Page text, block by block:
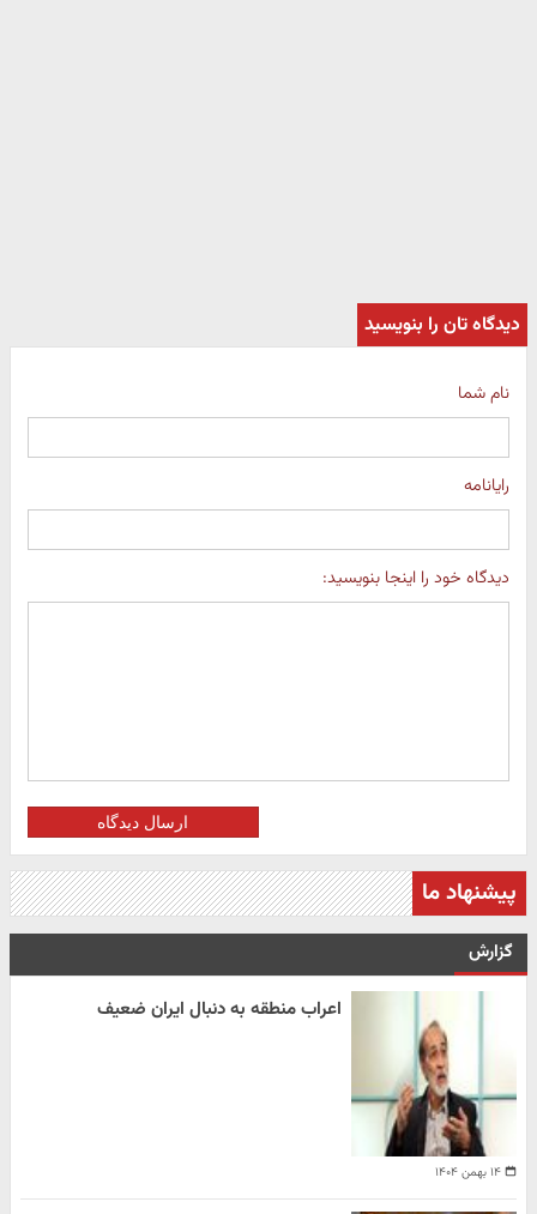
دیدگاه تان را بنویسید
نام شما
رایانامه
دیدگاه خود را اینجا بنویسید:
ارسال دیدگاه
پیشنهاد ما
گزارش
۱۴ بهمن ۱۴۰۴
اعراب منطقه به دنبال ایران ضعیف